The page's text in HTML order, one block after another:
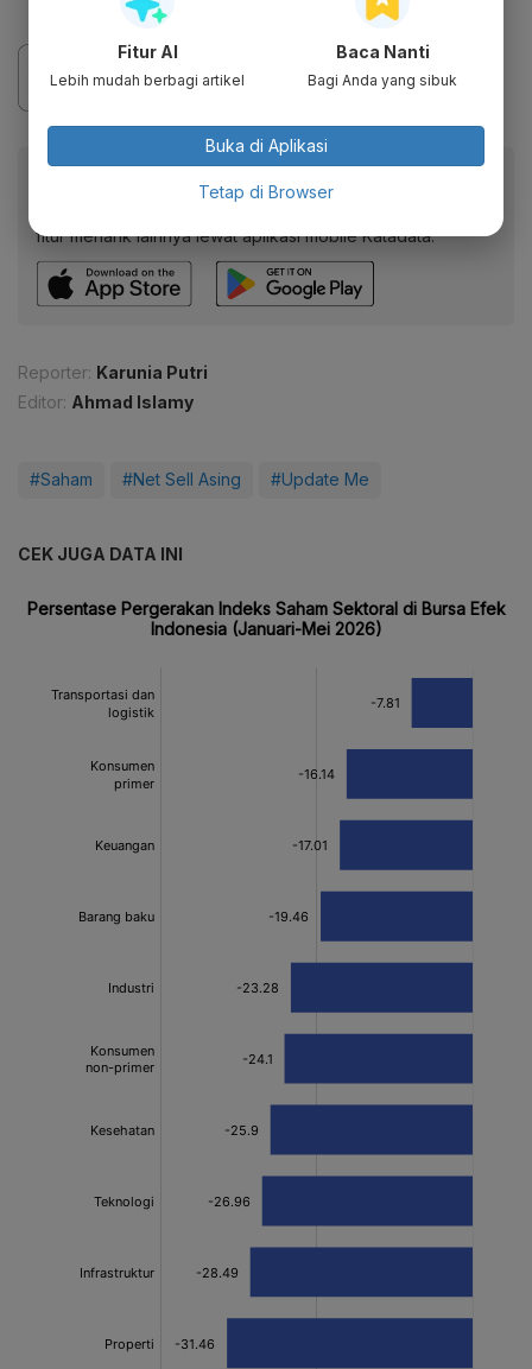
Baca artikel ini lewat aplikasi mobile.
fitur menarik lainnya lewat aplikasi mobile Katadata.
Reporter: Karunia Putri
Editor: Ahmad Islamy
#Saham #Net Sell Asing #Update Me
CEK JUGA DATA INI
Fitur AI
Lebih mudah berbagi artikel
Baca Nanti
Bagi Anda yang sibuk
Buka di Aplikasi
Tetap di Browser